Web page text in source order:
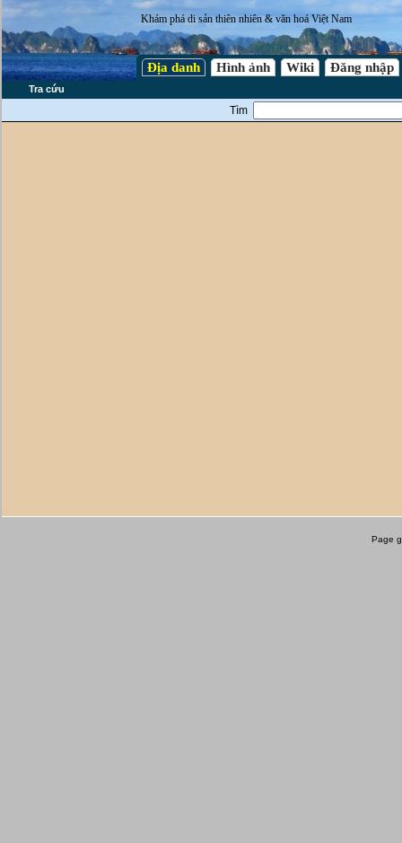
Khám phá di sản thiên nhiên & văn hoá Việt Nam
Địa danh Hình ảnh Wiki Đăng nhập
Tra cứu
Tìm
Page